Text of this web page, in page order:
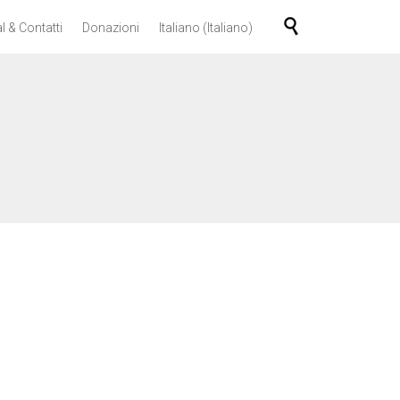
Skip
& Contatti Donazioni Italiano (Italiano) 